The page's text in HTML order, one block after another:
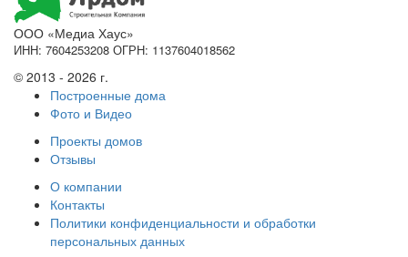
ООО «Медиа Хаус»
ИНН: 7604253208 ОГРН: 1137604018562
© 2013 - 2026 г.
Построенные дома
Фото и Видео
Проекты домов
Отзывы
О компании
Контакты
Политики конфиденциальности и обработки
персональных данных